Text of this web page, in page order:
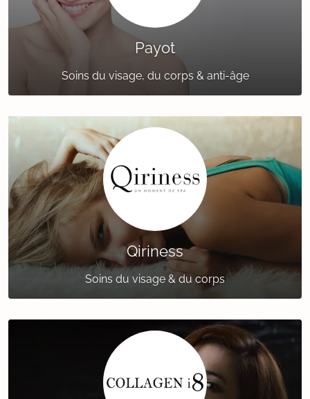
Payot
Soins du visage, du corps & anti-âge
Qiriness
Soins du visage & du corps